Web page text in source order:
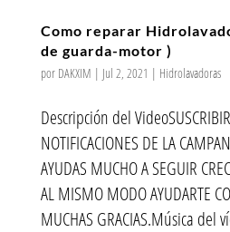
Como reparar
de guarda-motor )
por DAKXIM | Jul 2, 2021 | Hidrolavadoras
Descripción del
NOTIFICACIONES DE LA
AYUDAS MUCHO A SEGUIR
AL MISMO MODO AYUDARTE
MUCHAS GRACIAS.Música del